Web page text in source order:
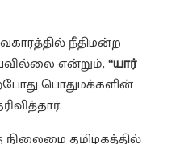
நீதிமன்ற
என்றும்,“யார்
பொதுமக்களின்
நிலைமை தமிழகத்தில்